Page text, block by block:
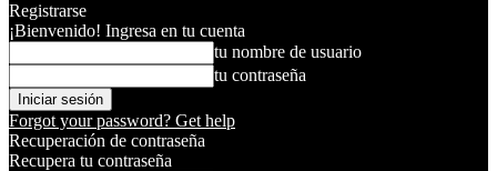
Registrarse
¡Bienvenido! Ingresa en tu cuenta
tu nombre de usuario
tu contraseña
Forgot your password? Get help
Recuperación de contraseña
Recupera tu contraseña